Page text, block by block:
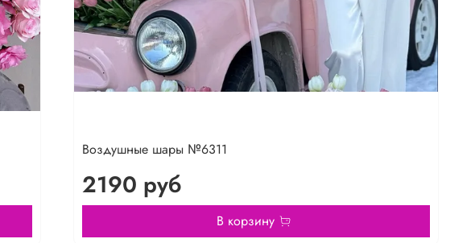
Воздушные шары №6311
2190 руб
В корзину